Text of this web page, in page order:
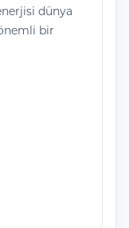
dünya
bir